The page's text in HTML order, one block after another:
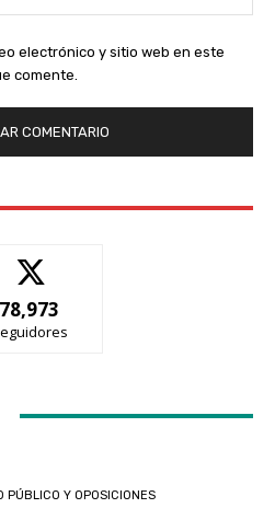
electrónico y sitio web en este
comente.
78,973
PÚBLICO Y OPOSICIONES